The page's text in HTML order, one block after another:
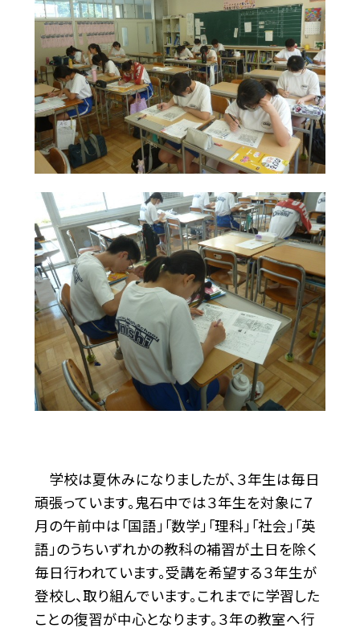
学校は夏休みになりましたが、３年生は毎日
頑張っています。鬼石中では３年生を対象に７
月の午前中は「国語」「数学」「理科」「社会」「英
語」のうちいずれかの教科の補習が土日を除く
毎日行われています。受講を希望する３年生が
登校し、取り組んでいます。これまでに学習した
ことの復習が中心となります。３年の教室へ行